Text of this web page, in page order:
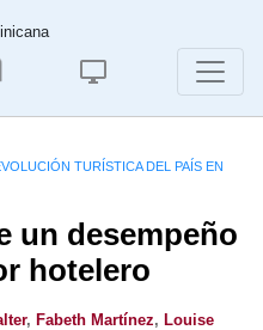
TURÍSTICA DEL PAÍS EN
un desempeño
hotelero
, Fabeth Martínez, Louise